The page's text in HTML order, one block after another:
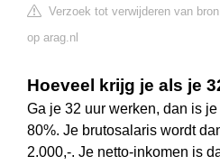
Verzoek tot verwijderen van bron
op arag.nl
Hoeveel krijg je als je
Ga je 32 uur werken, dan is
80%. Je brutosalaris wordt
2.000,-. Je netto-inkomen is